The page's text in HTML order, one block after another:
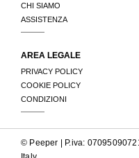
CHI SIAMO
ASSISTENZA
AREA LEGALE
PRIVACY POLICY
COOKIE POLICY
CONDIZIONI
© Peeper | P.iva: